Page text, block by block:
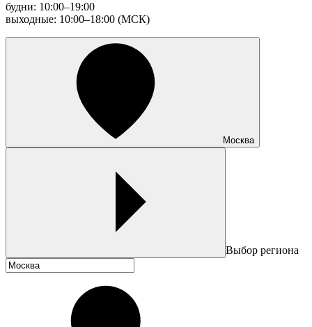
будни: 10:00–19:00
выходные: 10:00–18:00 (МСК)
Москва
Выбор региона